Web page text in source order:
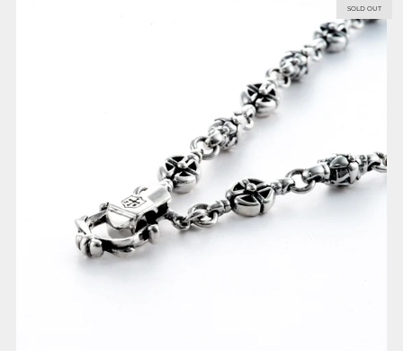
SOLD OUT